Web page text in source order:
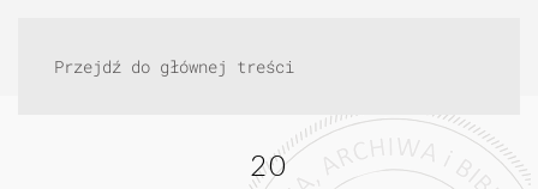
Przejdź do głównej treści
20